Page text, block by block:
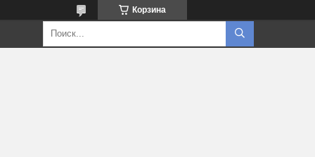
Корзина